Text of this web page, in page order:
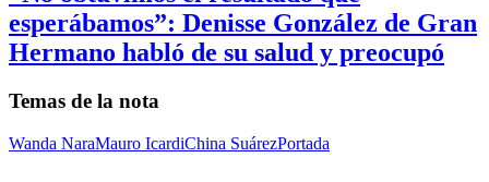
esperábamos”: Denisse González de Gran
Hermano habló de su salud y preocupó
Temas de la nota
Wanda NaraMauro IcardiChina SuárezPortada